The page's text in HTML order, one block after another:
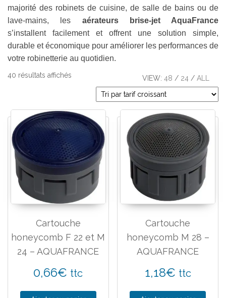
majorité des robinets de cuisine, de salle de bains ou de
lave-mains, les aérateurs brise-jet AquaFrance
s’installent facilement et offrent une solution simple,
durable et économique pour améliorer les performances de
votre robinetterie au quotidien.
VIEW: 48 / 24 / ALL
40 résultats affichés
Cartouche
honeycomb F 22 et M
24 – AQUAFRANCE
0,66€ ttc
Cartouche
honeycomb M 28 –
AQUAFRANCE
1,18€ ttc